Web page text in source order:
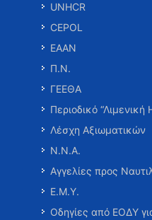
UNHCR
CEPOL
ΕΑΑΝ
Π.Ν.
ΓΕΕΘΑ
Περιοδικό “Λιμενική
Λέσχη Αξιωματικών
Ν.Ν.Α.
Αγγελίες προς
Ε.Μ.Υ.
Οδηγίες από ΕΟΔΥ